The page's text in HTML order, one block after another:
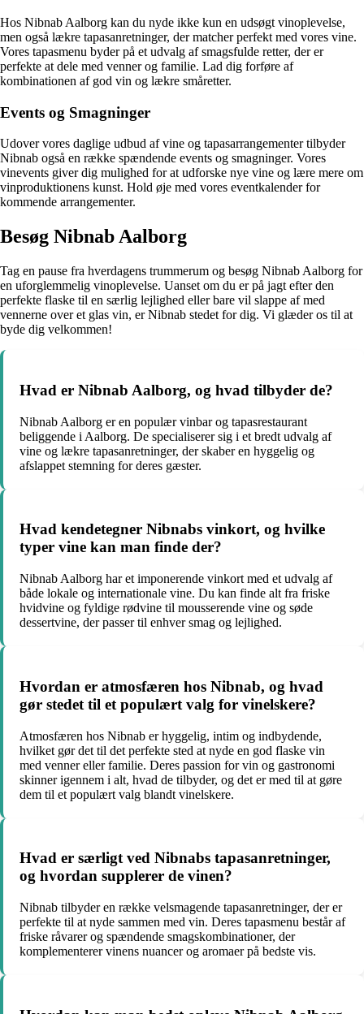
Hos Nibnab Aalborg kan du nyde ikke kun en udsøgt vinoplevelse,
men også lækre tapasanretninger, der matcher perfekt med vores vine.
Vores tapasmenu byder på et udvalg af smagsfulde retter, der er
perfekte at dele med venner og familie. Lad dig forføre af
kombinationen af god vin og lækre småretter.
Events og Smagninger
Udover vores daglige udbud af vine og tapasarrangementer tilbyder
Nibnab også en række spændende events og smagninger. Vores
vinevents giver dig mulighed for at udforske nye vine og lære mere om
vinproduktionens kunst. Hold øje med vores eventkalender for
kommende arrangementer.
Besøg Nibnab Aalborg
Tag en pause fra hverdagens trummerum og besøg Nibnab Aalborg for
en uforglemmelig vinoplevelse. Uanset om du er på jagt efter den
perfekte flaske til en særlig lejlighed eller bare vil slappe af med
vennerne over et glas vin, er Nibnab stedet for dig. Vi glæder os til at
byde dig velkommen!
Hvad er Nibnab Aalborg, og hvad tilbyder de?
Nibnab Aalborg er en populær vinbar og tapasrestaurant
beliggende i Aalborg. De specialiserer sig i et bredt udvalg af
vine og lækre tapasanretninger, der skaber en hyggelig og
afslappet stemning for deres gæster.
Hvad kendetegner Nibnabs vinkort, og hvilke
typer vine kan man finde der?
Nibnab Aalborg har et imponerende vinkort med et udvalg af
både lokale og internationale vine. Du kan finde alt fra friske
hvidvine og fyldige rødvine til mousserende vine og søde
dessertvine, der passer til enhver smag og lejlighed.
Hvordan er atmosfæren hos Nibnab, og hvad
gør stedet til et populært valg for vinelskere?
Atmosfæren hos Nibnab er hyggelig, intim og indbydende,
hvilket gør det til det perfekte sted at nyde en god flaske vin
med venner eller familie. Deres passion for vin og gastronomi
skinner igennem i alt, hvad de tilbyder, og det er med til at gøre
dem til et populært valg blandt vinelskere.
Hvad er særligt ved Nibnabs tapasanretninger,
og hvordan supplerer de vinen?
Nibnab tilbyder en række velsmagende tapasanretninger, der er
perfekte til at nyde sammen med vin. Deres tapasmenu består af
friske råvarer og spændende smagskombinationer, der
komplementerer vinens nuancer og aromaer på bedste vis.